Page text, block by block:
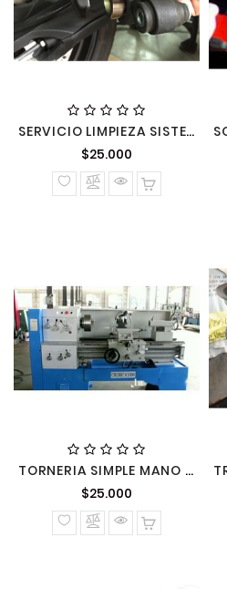
SERVICIO LIMPIEZA SISTEMA PASTILLAS FRENO
$25.000
normal
TORNERIA SIMPLE MANO OBRA POR HORA
$25.000
normal